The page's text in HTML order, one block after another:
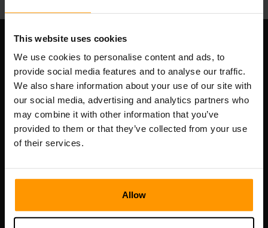
This website uses cookies
We use cookies to personalise content and ads, to
provide social media features and to analyse our traffic.
We also share information about your use of our site with
our social media, advertising and analytics partners who
may combine it with other information that you’ve
provided to them or that they’ve collected from your use
of their services.
Allow
Scalable Hosting Solutions OÜ
Регистрационен код: 14652605
ДДС номер: EE102133820
Адрес: Harju maakond, Tallinn, Kesklinna linnaosa,